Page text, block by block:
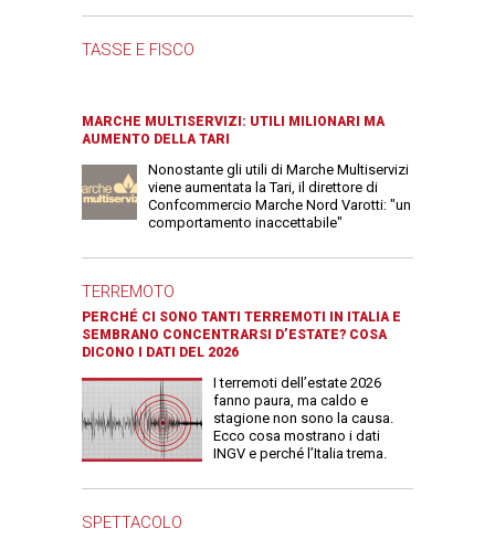
TASSE E FISCO
MARCHE MULTISERVIZI: UTILI MILIONARI MA
AUMENTO DELLA TARI
Nonostante gli utili di Marche Multiservizi
viene aumentata la Tari, il direttore di
Confcommercio Marche Nord Varotti: "un
comportamento inaccettabile"
TERREMOTO
PERCHÉ CI SONO TANTI TERREMOTI IN ITALIA E
SEMBRANO CONCENTRARSI D’ESTATE? COSA
DICONO I DATI DEL 2026
I terremoti dell’estate 2026
fanno paura, ma caldo e
stagione non sono la causa.
Ecco cosa mostrano i dati
INGV e perché l’Italia trema.
SPETTACOLO